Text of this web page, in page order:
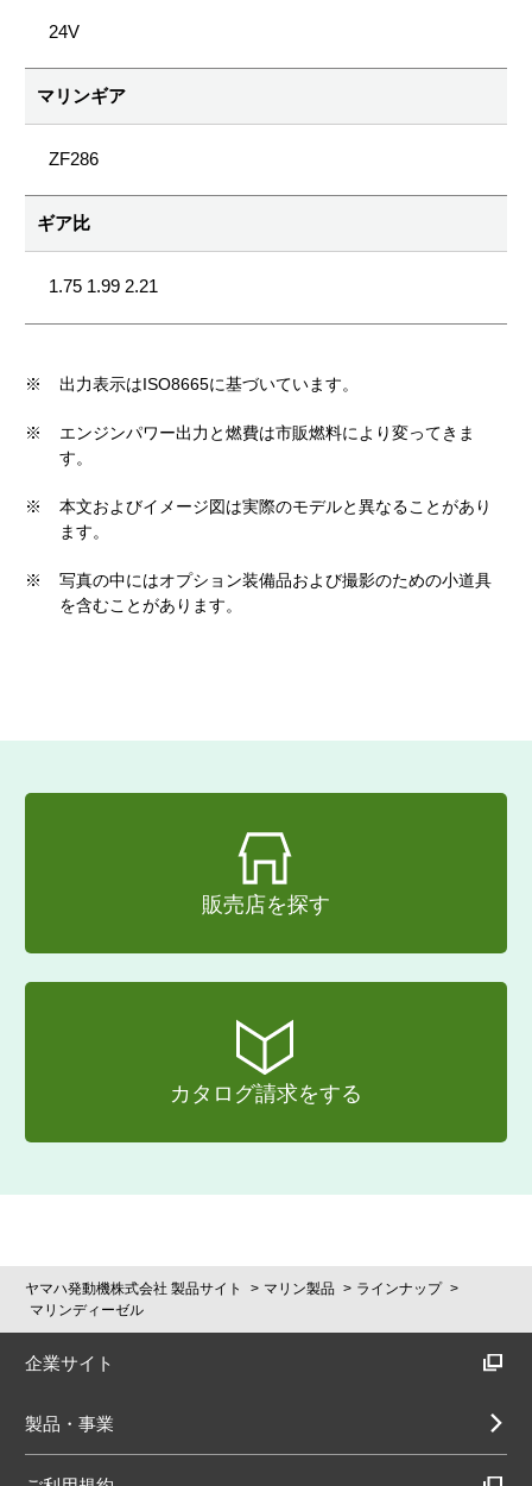
24V
マリンギア
ZF286
ギア比
1.75 1.99 2.21
※ 出力表示はISO8665に基づいています。
※
エンジンパワー出力と燃費は市販燃料により変ってきま
す。
※
本文およびイメージ図は実際のモデルと異なることがあり
ます。
※
写真の中にはオプション装備品および撮影のための小道具
を含むことがあります。
販売店を探す
カタログ請求をする
ヤマハ発動機株式会社 製品サイト マリン製品
ラインナップ
マリンディーゼル
企業サイト
製品・事業